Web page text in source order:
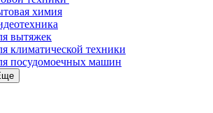
химия
вытяжек
климатической техники
посудомоечных машин